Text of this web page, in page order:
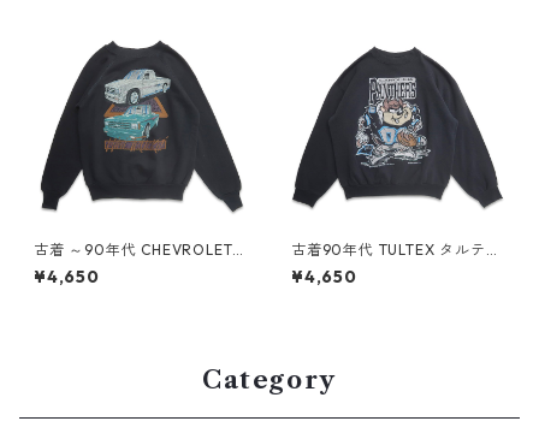
古着 ～90年代 CHEVROLET
シボレー プリント スウェット
トレーナー ブラック 表記：-
¥4,650
古着90年代 TULTEX タルテッ
クス NFL カロライナパンサー
ズ ルーニーテューンズ プリン
¥4,650
Category